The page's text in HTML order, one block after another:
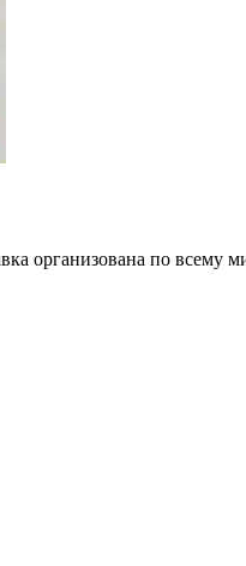
организована по всему